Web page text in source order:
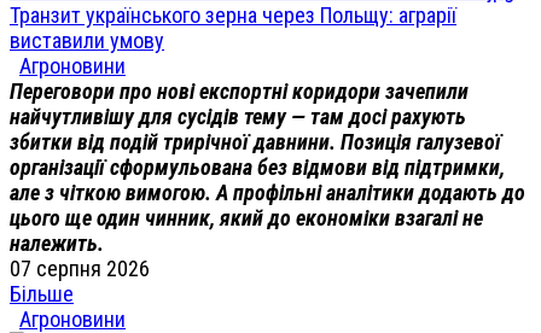
Транзит українського зерна через Польщу: аграрії
виставили умову
Агроновини
Переговори про нові експортні коридори зачепили
найчутливішу для сусідів тему — там досі рахують
збитки від подій трирічної давнини. Позиція галузевої
організації сформульована без відмови від підтримки,
але з чіткою вимогою. А профільні аналітики додають до
цього ще один чинник, який до економіки взагалі не
належить.
07 серпня 2026
Більше
Агроновини